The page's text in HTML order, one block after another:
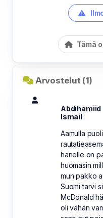
Tämä
Arvostelut (1)
Abdihamiid
Ismail
Aamulla
hänelle on
huomasin
mun pakko
Suomi tarvi
McDonald
oli vähän